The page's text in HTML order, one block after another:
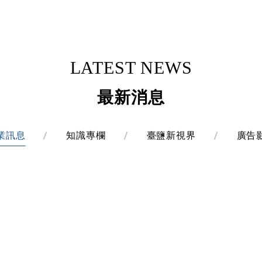
LATEST NEWS
最新消息
訊息 知識專欄 臺鹽新視界 廣告